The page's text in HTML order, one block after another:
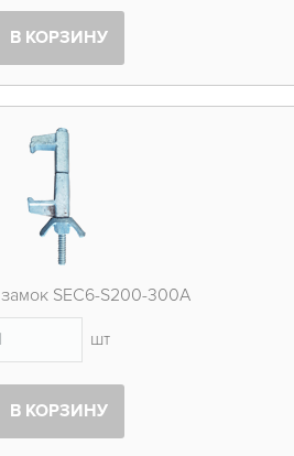
В КОРЗИНУ
SEC6-S200-300A
шт
В КОРЗИНУ